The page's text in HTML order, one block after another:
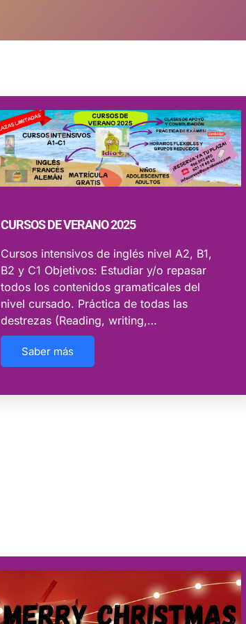
CURSOS DE VERANO 2025
Cursos intensivos de inglés nivel A2, B1,
B2 y C1 Objetivos: Estudiar y/o repasar
todos los contenidos gramaticales del
nivel cursado. Práctica de todas las
destrezas (Reading, writing,…
Saber más